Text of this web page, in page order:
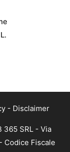
- Disclaimer
365 SRL - Via
Codice Fiscale